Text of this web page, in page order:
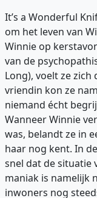
It’s a Wonderful
om het leven van
Winnie op
van de
Long), voelt ze
vriendin kon ze
niemand écht
Wanneer Winnie
was, belandt ze in
haar nog kent. In
snel dat de situatie
maniak is namelijk
inwoners nog